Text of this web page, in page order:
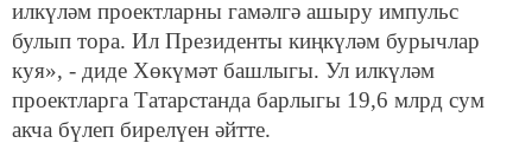
илкүләм проектларны гамәлгә ашыру импульс
булып тора. Ил Президенты киңкүләм бурычлар
куя», - диде Хөкүмәт башлыгы. Ул илкүләм
проектларга Татарстанда барлыгы 19,6 млрд сум
акча бүлеп бирелүен әйтте.